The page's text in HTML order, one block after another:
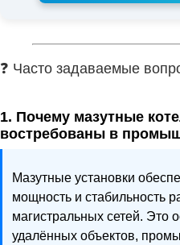
❓ Часто задаваемые
1. Почему мазутные
востребованы в
Мазутные установки
мощность и стабильность
магистральных сетей. Это
удалённых объектов,